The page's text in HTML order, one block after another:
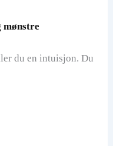
mønstre
du en intuisjon. Du